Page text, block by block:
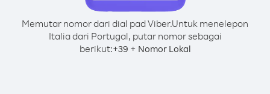
Memutar nomor dari dial pad Viber.Untuk menelepon
Italia dari Portugal, putar nomor sebagai
berikut:+39 + Nomor Lokal